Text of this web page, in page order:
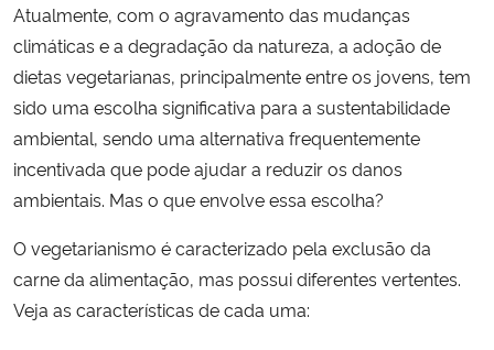
Ministério da Ciência, Tecnologia, Inovações e Comunicações
Ministério do Meio Ambiente
Ministério do Turismo
Ministério do Desenvolvimento Regional
Controladoria-Geral da União
Ministério da Mulher, da Família e dos Direitos Humanos
Atualmente, com o agravamento das mudanças
climáticas e a degradação da natureza, a adoção de
dietas vegetarianas, principalmente entre os jovens, tem
sido uma escolha significativa para a sustentabilidade
ambiental, sendo uma alternativa frequentemente
incentivada que pode ajudar a reduzir os danos
ambientais. Mas o que envolve essa escolha?
O vegetarianismo é caracterizado pela exclusão da
carne da alimentação, mas possui diferentes vertentes.
Veja as características de cada uma: